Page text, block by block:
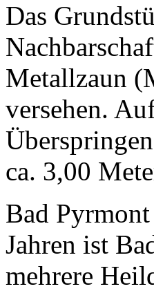
Das
Metallzaun
versehen.
ca. 3,00
Bad
Jahren ist
mehrere